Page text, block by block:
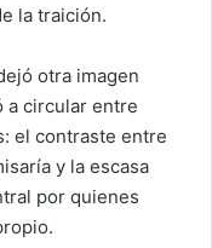
la traición.
otra imagen
a circular entre
el contraste entre
y la escasa
por quienes